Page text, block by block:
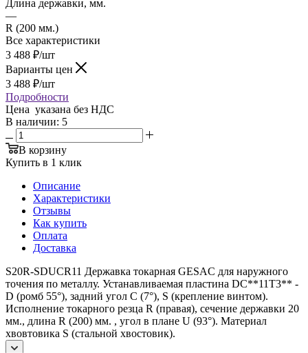
Длина державки, мм.
—
R (200 мм.)
Все характеристики
3 488 ₽/шт
Варианты цен
3 488 ₽/шт
Подробности
Цена указана без НДС
В наличии: 5
В корзину
Купить в 1 клик
Описание
Характеристики
Отзывы
Как купить
Оплата
Доставка
S20R-SDUCR11 Державка токарная GESAC для наружного
точения по металлу. Устанавливаемая пластина DC**11T3** -
D (ромб 55°), задний угол C (7°), S (крепление винтом).
Исполнение токарного резца R (правая), сечение державки 20
мм., длина R (200) мм. , угол в плане U (93°). Материал
хвовтовика S (стальной хвостовик).